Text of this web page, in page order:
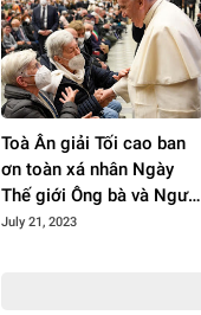
Toà Ân giải Tối cao ban
ơn toàn xá nhân Ngày
Thế giới Ông bà và Người
Cao tuổi lần thứ ba
July 21, 2023